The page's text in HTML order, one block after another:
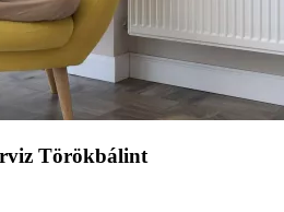
Törökbálint